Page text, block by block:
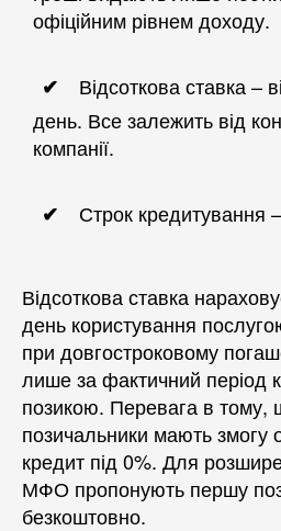
офіційним рівнем доходу.
Відсоткова ставка –
день. Все залежить від
компанії.
Строк кредитування
Відсоткова ставка
день користування
при довгостроковому
лише за фактичний період
позикою. Перевага в тому,
позичальники мають змогу
кредит під 0%. Для
МФО пропонують першу
безкоштовно.